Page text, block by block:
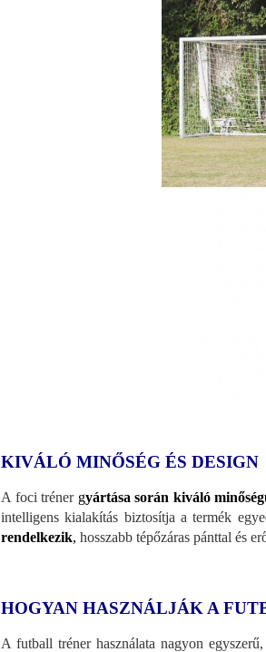
KIVÁLÓ MINŐSÉG ÉS DESIGN
A foci tréner gyártása során kiváló
intelligens kialakítás biztosítja a termék
rendelkezik, hosszabb tépőzáras pánttal és
HOGYAN HASZNÁLJÁK A
A futball tréner használata nagyon